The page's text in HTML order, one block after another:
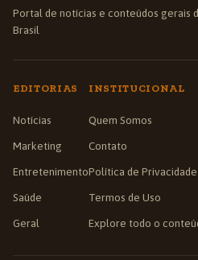
Portal de notícias e conteúdos gerais
Brasil
EDITORIAS
Notícias
Marketing
Entretenimento
Saúde
Geral
INSTITUCIONAL
Quem Somos
Contato
Política de Privacidade
Termos de Uso
Explore todo o